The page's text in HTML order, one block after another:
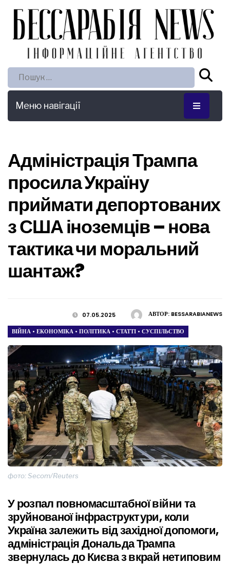
Пошук:
Меню навігації
Адміністрація Трампа
просила Україну
приймати депортованих
з США іноземців – нова
тактика чи моральний
шантаж?
АВТОР: BESSARABIANEWS
07.05.2025
ВІЙНА • ЕКОНОМІКА • ПОЛІТИКА • СТАТТІ • СУСПІЛЬСТВО
фото: Secom/Reuters
У розпал повномасштабної війни та
зруйнованої інфраструктури, коли
Україна залежить від західної допомоги,
адміністрація Дональда Трампа
звернулась до Києва з вкрай нетиповим